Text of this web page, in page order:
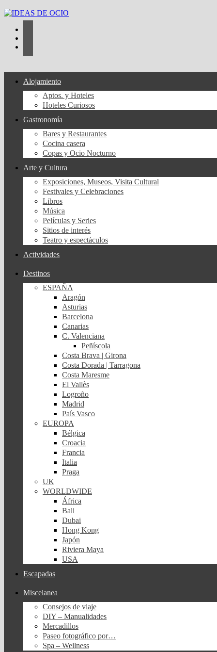
Saltar
al
Alojamiento
Aptos. y Hoteles
Hoteles Curiosos
Gastronomía
Bares y Restaurantes
Cocina casera
Copas y Ocio Nocturno
Arte y Cultura
Exposiciones, Museos, Visita Cultural
Festivales y Celebraciones
Libros
Música
Películas y Series
Sitios de interés
Teatro y espectáculos
Actividades
Destinos
ESPAÑA
Aragón
Asturias
Barcelona
Canarias
C. Valenciana
Peñíscola
Costa Brava | Girona
Costa Dorada | Tarragona
Costa Maresme
El Vallès
Logroño
Madrid
País Vasco
EUROPA
Bélgica
Croacia
Francia
Italia
Praga
UK
WORLDWIDE
África
Bali
Dubai
Hong Kong
Japón
Riviera Maya
USA
Escapadas
Miscelanea
Consejos de viaje
DIY – Manualidades
Mercadillos
Paseo fotográfico por…
Spa – Wellness